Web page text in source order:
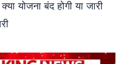
योजना बंद होगी या जारी